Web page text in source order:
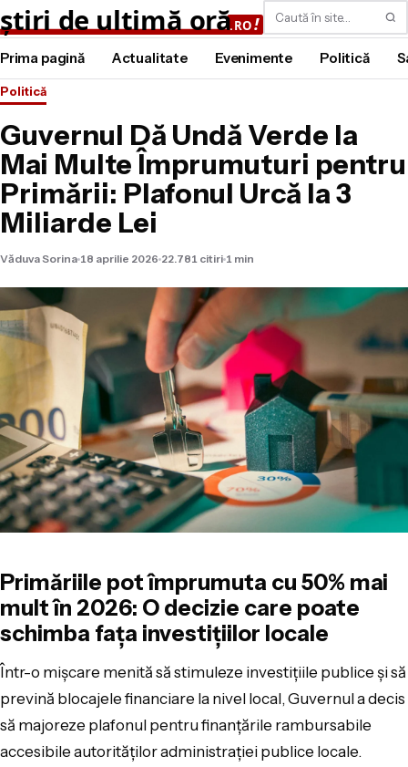
Caută
Prima pagină Actualitate Evenimente Politică
Politică
Guvernul Dă Undă Verde la
Mai Multe Împrumuturi pentru
Primării: Plafonul Urcă la 3
Miliarde Lei
Văduva Sorina 18 aprilie 2026 22.781 citiri 1 min
Primăriile pot împrumuta cu 50% mai
mult în 2026: O decizie care poate
schimba fața investițiilor locale
Într-o mișcare menită să stimuleze investițiile publice și să
prevină blocajele financiare la nivel local, Guvernul a decis
să majoreze plafonul pentru finanțările rambursabile
accesibile autorităților administrației publice locale.